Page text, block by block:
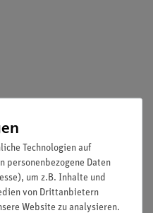
Wasser werden
stets heißes Wasser in ein
mal wiederholt und die
als Mittelwert der drei
Technologien auf
personenbezogene Daten
um z.B. Inhalte und
von Drittanbietern
Website zu analysieren.